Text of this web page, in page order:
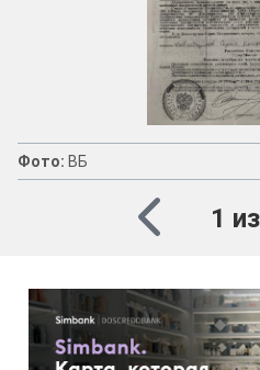
Фото: ВБ
1